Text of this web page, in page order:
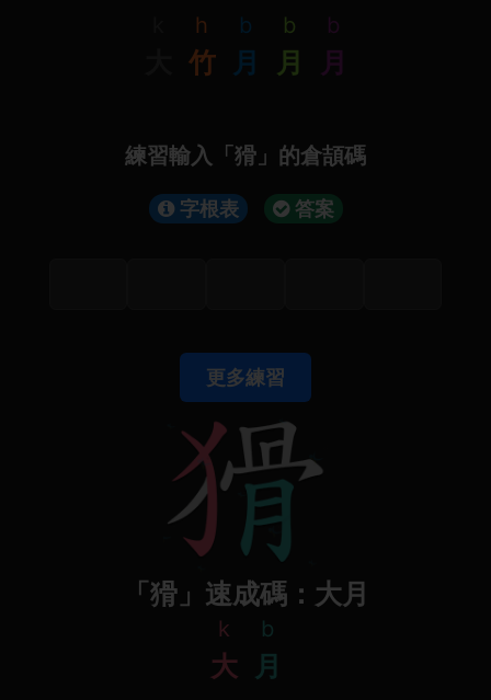
h
竹
b
月
b
月
b
月
練習輸入「猾」的倉頡碼
字根表 答案
更多練習
「猾」速成碼：大月
k
大
b
月